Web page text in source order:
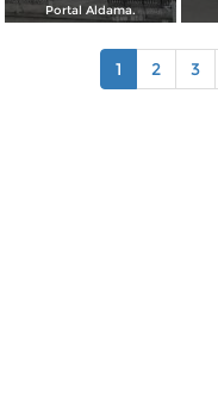
Portal Aldama.
1 2 3